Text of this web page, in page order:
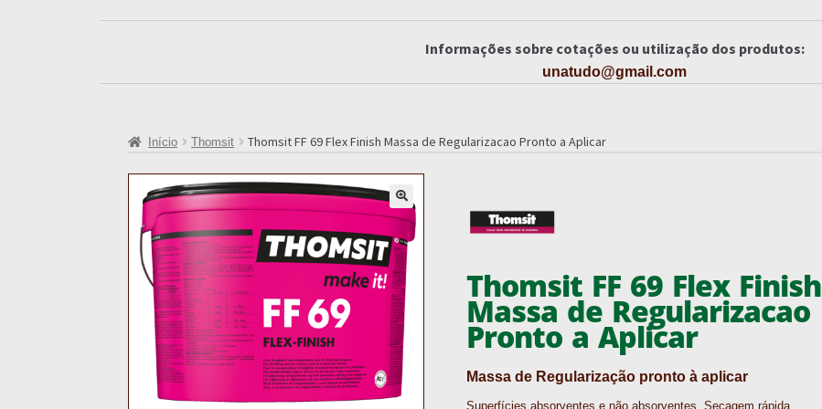
Informações sobre cotações ou utilização dos produtos:
unatudo@gmail.com
Início Thomsit Thomsit FF 69 Flex Finish Massa de Regularizacao Pronto a Aplicar
🔍
Thomsit FF 69 Flex Finish
Massa de Regularizacao
Pronto a Aplicar
Massa de Regularização pronto à aplicar
Superfícies absorventes e não absorventes. Secagem rápida.